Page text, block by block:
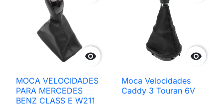

MOCA VELOCIDADES
PARA MERCEDES
BENZ CLASS E W211

Moca Velocidades
Caddy 3 Touran 6V